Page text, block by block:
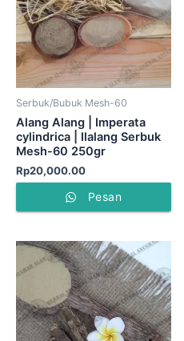
Serbuk/Bubuk Mesh-60
Alang Alang | Imperata
cylindrica | Ilalang Serbuk
Mesh-60 250gr
Rp20,000.00
Pesan